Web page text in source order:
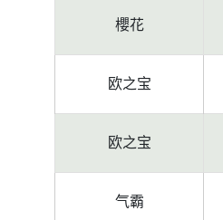
櫻花
欧之宝
欧之宝
气霸